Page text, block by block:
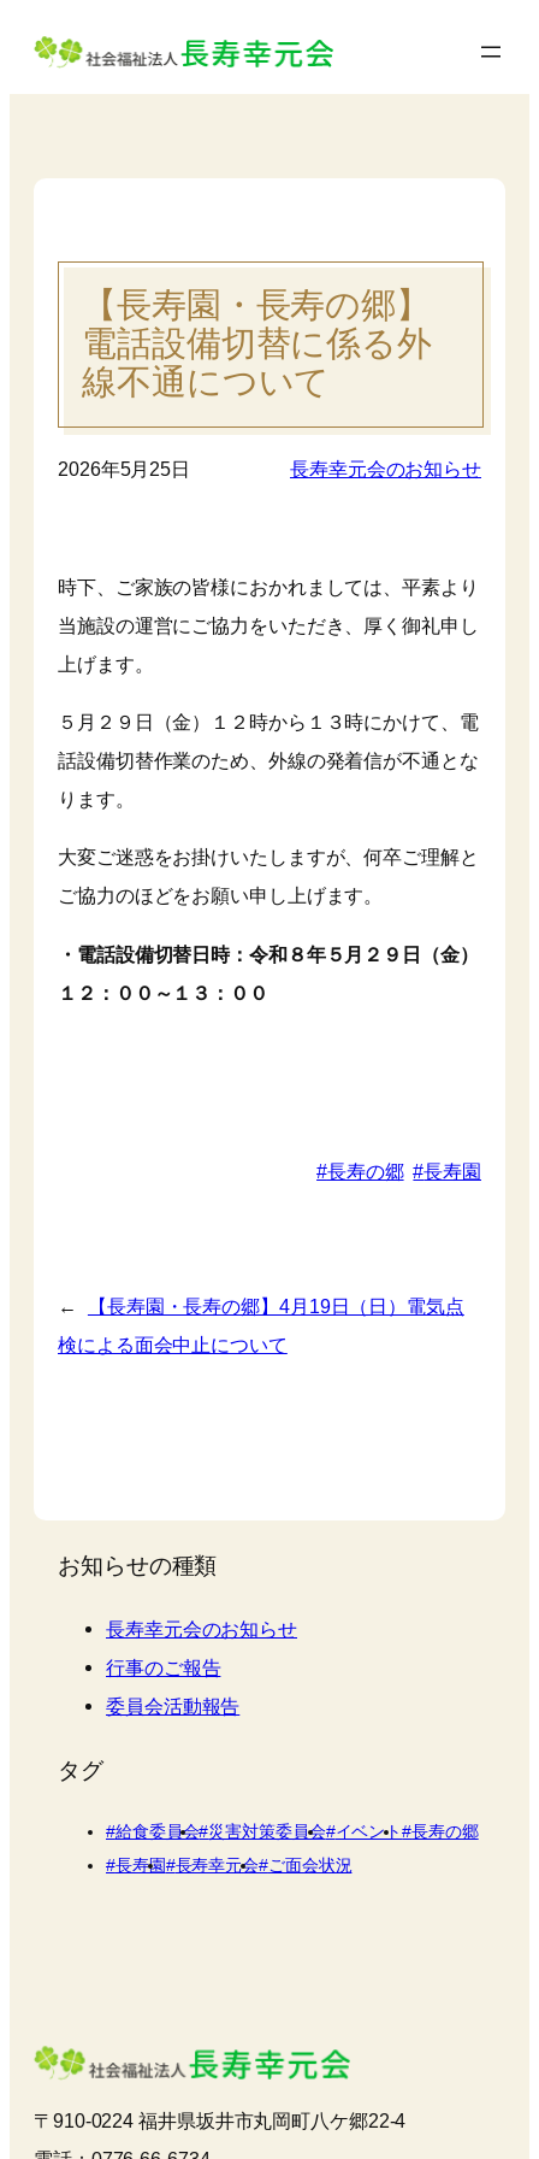
【長寿園・長寿の郷】
電話設備切替に係る外
線不通について
2026年5月25日 長寿幸元会のお知らせ
時下、ご家族の皆様におかれましては、平素より
当施設の運営にご協力をいただき、厚く御礼申し
上げます。
５月２９日（金）１２時から１３時にかけて、電
話設備切替作業のため、外線の発着信が不通とな
ります。
大変ご迷惑をお掛けいたしますが、何卒ご理解と
ご協力のほどをお願い申し上げます。
・電話設備切替日時：令和８年５月２９日（金）
１２：００～１３：００
長寿の郷 長寿園
←
【長寿園・長寿の郷】4月19日（日）電気点
検による面会中止について
お知らせの種類
長寿幸元会のお知らせ
行事のご報告
委員会活動報告
タグ
給食委員会 災害対策委員会 イベント 長寿の郷
長寿園 長寿幸元会 ご面会状況
〒910-0224 福井県坂井市丸岡町八ケ郷22-4